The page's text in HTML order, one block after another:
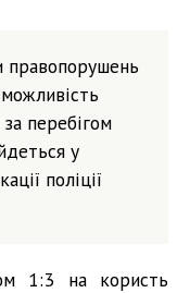
правопорушень
перебігом
у
поліції
1:3 на користь